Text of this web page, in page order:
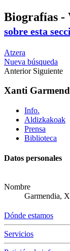
Biografías -
sobre esta
Atzera
Nueva búsqueda
Anterior Siguiente
Xanti
Info.
Aldizkakoak
Prensa
Biblioteca
Datos personales
Nombre
Garmendia,
Dónde estamos
Servicios